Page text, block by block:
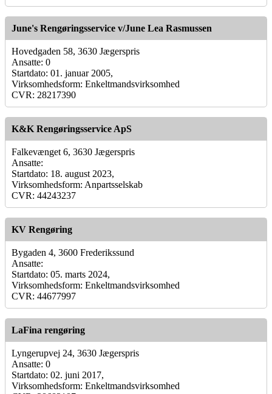
June's Rengøringsservice v/June Lea Rasmussen
Hovedgaden 58, 3630 Jægerspris
Ansatte: 0
Startdato: 01. januar 2005,
Virksomhedsform: Enkeltmandsvirksomhed
CVR: 28217390
K&K Rengøringsservice ApS
Falkevænget 6, 3630 Jægerspris
Ansatte:
Startdato: 18. august 2023,
Virksomhedsform: Anpartsselskab
CVR: 44243237
KV Rengøring
Bygaden 4, 3600 Frederikssund
Ansatte:
Startdato: 05. marts 2024,
Virksomhedsform: Enkeltmandsvirksomhed
CVR: 44677997
LaFina rengøring
Lyngerupvej 24, 3630 Jægerspris
Ansatte: 0
Startdato: 02. juni 2017,
Virksomhedsform: Enkeltmandsvirksomhed